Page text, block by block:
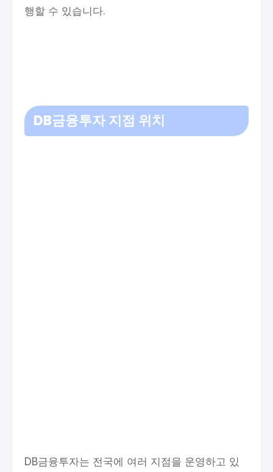
행할 수 있습니다.
DB금융투자 지점 위치
DB금융투자는 전국에 여러 지점을 운영하고 있